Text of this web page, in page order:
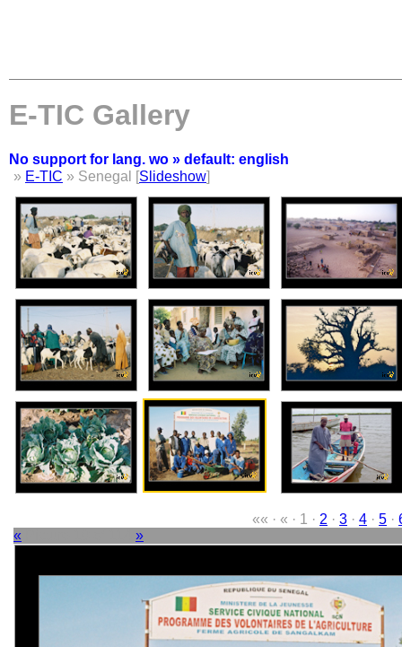
E-TIC Gallery
No support for lang. wo » default: english
» E-TIC » Senegal [Slideshow]
«« · « · 1 · 2 · 3 · 4 · 5 ·
«
»